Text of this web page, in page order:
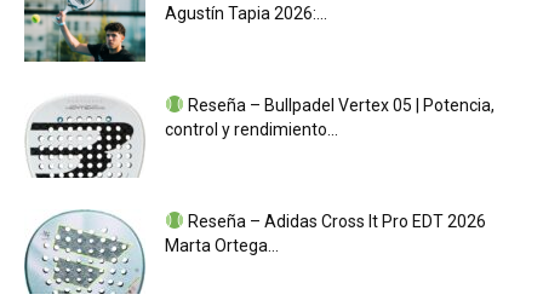
Agustín Tapia 2026:...
Reseña – Bullpadel Vertex 05 | Potencia,
control y rendimiento...
Reseña – Adidas Cross It Pro EDT 2026
Marta Ortega...